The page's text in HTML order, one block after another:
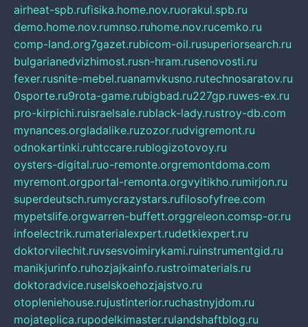
airheat-spb.rufisika.home.nov.ruorakul.spb.ru
demo.home.nov.rumnso.ruhome.nov.rucemko.ru
comp-land.org7gazet.rubicom-oil.rusuperiorsearch.ru
bulgarianedvizhimost.rusn-hram.rusenovosti.ru
fexer.rusnite-mebel.ruanamvkusno.rutechnosaratov.ru
0sporte.ru9rota-game.rubigbad.ru227gp.ruwes-ex.ru
pro-kirpichi.ruisraelsale.rublack-lady.rustroy-db.com
mynances.orgladalike.ruzozor.rudvigremont.ru
odnokartinki.ruhtccare.rublogizotovoy.ru
oysters-digital.ruo-remonte.orgremontdoma.com
myremont.orgportal-remonta.orgvyitikho.rumirjon.ru
superdeutsch.rumycrazystars.rufilosofyfree.com
mypetslife.orgwarren-buffett.orggreleon.comsp-or.ru
infoelectrik.rumaterialexpert.rudetkiexpert.ru
doktorvilechit.ruvsesvoimirykami.ruinstrumentgid.ru
manikjurinfo.ruhozjajkainfo.rustroimaterials.ru
doktoradvice.ruselskoehozjajstvo.ru
otopleniehouse.rujustinterior.ruchastnyjdom.ru
mojateplica.rupodelkimaster.rulandshaftblog.ru